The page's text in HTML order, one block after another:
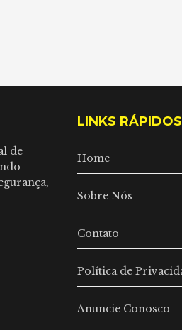
de
LINKS RÁPIDOS
Home
Sobre Nós
Contato
Política de
Anuncie Conosco